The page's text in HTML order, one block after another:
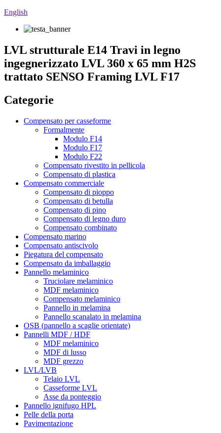
English
LVL strutturale E14 Travi in ​​legno
ingegnerizzato LVL 360 x 65 mm H2S
trattato SENSO Framing LVL F17
Categorie
Compensato per casseforme
Formalmente
Modulo F14
Modulo F17
Modulo F22
Compensato rivestito in pellicola
Compensato di plastica
Compensato commerciale
Compensato di pioppo
Compensato di betulla
Compensato di pino
Compensato di legno duro
Compensato combinato
Compensato marino
Compensato antiscivolo
Piegatura del compensato
Compensato da imballaggio
Pannello melaminico
Truciolare melaminico
MDF melaminico
Compensato melaminico
Pannello in melamina
Pannello scanalato in melamina
OSB (pannello a scaglie orientate)
Pannelli MDF / HDF
MDF melaminico
MDF di lusso
MDF grezzo
LVL/LVB
Telaio LVL
Casseforme LVL
Asse da ponteggio
Pannello ignifugo HPL
Pelle della porta
Pavimentazione